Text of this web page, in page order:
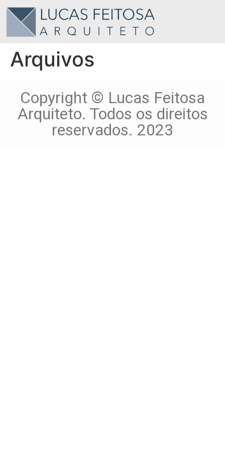
Arquivos
Copyright © Lucas Feitosa
Arquiteto. Todos os direitos
reservados. 2023